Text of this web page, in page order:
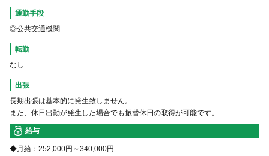
通勤手段
◎公共交通機関
転勤
なし
出張
長期出張は基本的に発生致しません。
また、休日出勤が発生した場合でも振替休日の取得が可能です。
給与
◆月給：252,000円～340,000円